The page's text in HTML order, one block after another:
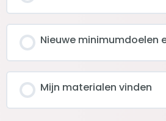
Nieuwe minimumdoelen
Mijn materialen vinden